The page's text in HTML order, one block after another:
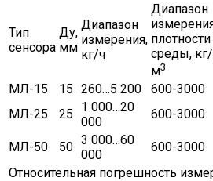
Тип
сенсора
Ду,
мм
Диапазон
измерения,
кг/ч
Диапазон
плотности
среды, кг/
м3
МЛ-15
15 260…5 200 600-3000
МЛ-25
25
1 000…20
000
600-3000
МЛ-50 50 3 000…60
000
600-3000
Относительная погрешность